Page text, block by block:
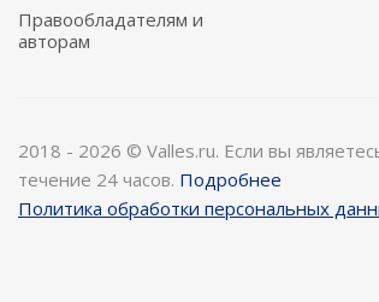
Правообладателям и
авторам
2018 - 2026 © Valles.ru. Если вы
течение 24 часов. Подробнее
Политика обработки персональных